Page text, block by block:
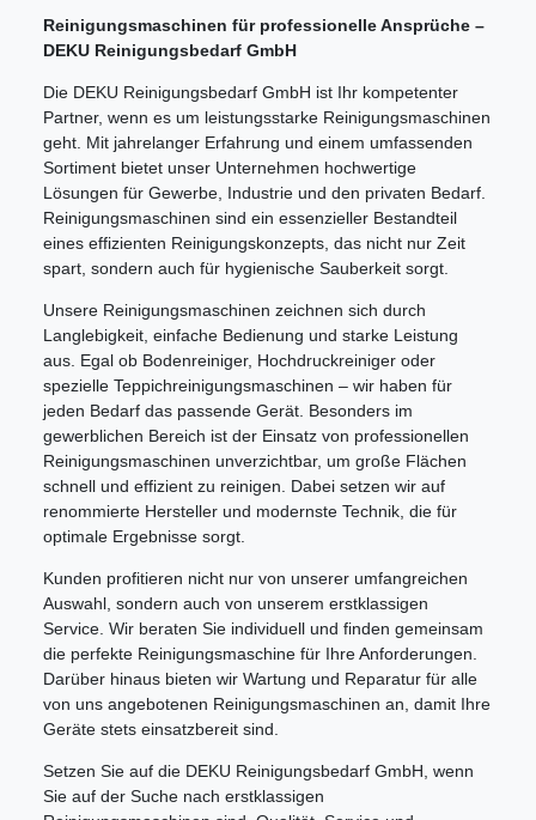
Reinigungsmaschinen für professionelle Ansprüche –
DEKU Reinigungsbedarf GmbH
Die DEKU Reinigungsbedarf GmbH ist Ihr kompetenter
Partner, wenn es um leistungsstarke Reinigungsmaschinen
geht. Mit jahrelanger Erfahrung und einem umfassenden
Sortiment bietet unser Unternehmen hochwertige
Lösungen für Gewerbe, Industrie und den privaten Bedarf.
Reinigungsmaschinen sind ein essenzieller Bestandteil
eines effizienten Reinigungskonzepts, das nicht nur Zeit
spart, sondern auch für hygienische Sauberkeit sorgt.
Unsere Reinigungsmaschinen zeichnen sich durch
Langlebigkeit, einfache Bedienung und starke Leistung
aus. Egal ob Bodenreiniger, Hochdruckreiniger oder
spezielle Teppichreinigungsmaschinen – wir haben für
jeden Bedarf das passende Gerät. Besonders im
gewerblichen Bereich ist der Einsatz von professionellen
Reinigungsmaschinen unverzichtbar, um große Flächen
schnell und effizient zu reinigen. Dabei setzen wir auf
renommierte Hersteller und modernste Technik, die für
optimale Ergebnisse sorgt.
Kunden profitieren nicht nur von unserer umfangreichen
Auswahl, sondern auch von unserem erstklassigen
Service. Wir beraten Sie individuell und finden gemeinsam
die perfekte Reinigungsmaschine für Ihre Anforderungen.
Darüber hinaus bieten wir Wartung und Reparatur für alle
von uns angebotenen Reinigungsmaschinen an, damit Ihre
Geräte stets einsatzbereit sind.
Setzen Sie auf die DEKU Reinigungsbedarf GmbH, wenn
Sie auf der Suche nach erstklassigen